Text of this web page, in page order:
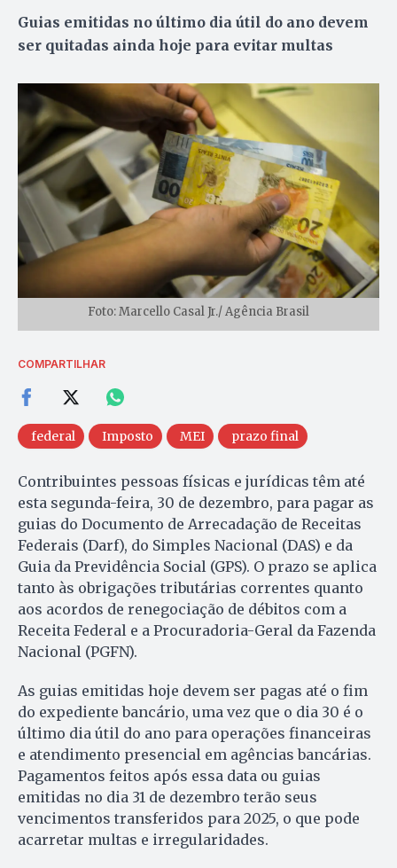
Guias emitidas no último dia útil do ano devem
ser quitadas ainda hoje para evitar multas
Foto: Marcello Casal Jr./ Agência Brasil
COMPARTILHAR
federal Imposto MEI prazo final
Contribuintes pessoas físicas e jurídicas têm até
esta segunda-feira, 30 de dezembro, para pagar as
guias do Documento de Arrecadação de Receitas
Federais (Darf), do Simples Nacional (DAS) e da
Guia da Previdência Social (GPS). O prazo se aplica
tanto às obrigações tributárias correntes quanto
aos acordos de renegociação de débitos com a
Receita Federal e a Procuradoria-Geral da Fazenda
Nacional (PGFN).
As guias emitidas hoje devem ser pagas até o fim
do expediente bancário, uma vez que o dia 30 é o
último dia útil do ano para operações financeiras
e atendimento presencial em agências bancárias.
Pagamentos feitos após essa data ou guias
emitidas no dia 31 de dezembro terão seus
vencimentos transferidos para 2025, o que pode
acarretar multas e irregularidades.